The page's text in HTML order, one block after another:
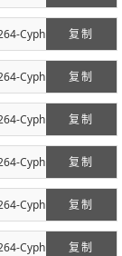
复制
Cyph
复制
Cyph
复制
Cyph
复制
Cyph
复制
Cyph
复制
Cyph